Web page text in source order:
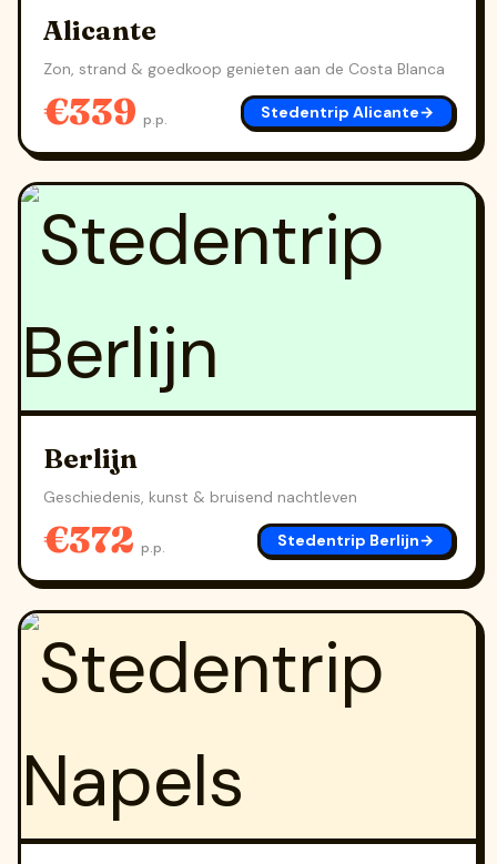
Alicante
Zon, strand & goedkoop genieten aan de Costa Blanca
€339 p.p. Stedentrip Alicante→
Berlijn
Geschiedenis, kunst & bruisend nachtleven
€372 p.p. Stedentrip Berlijn→